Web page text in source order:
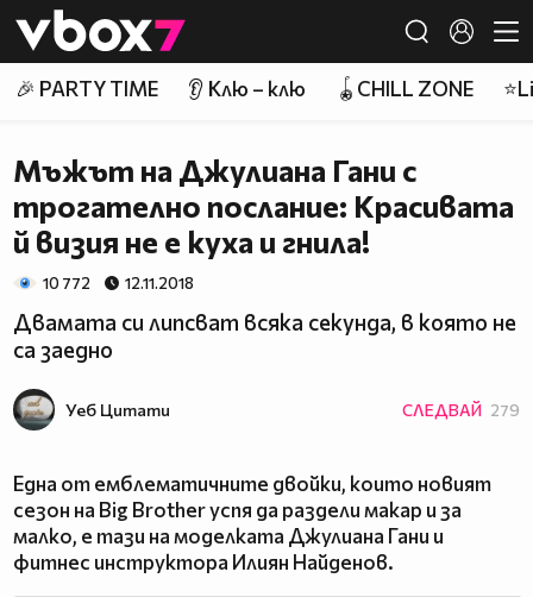
👾
🎉 PARTY TIME 👂 Клю – клю 🪀CHILL ZONE
Мъжът на Джулиана Гани с
трогателно послание: Красивата
й визия не е куха и гнила!
10 772 12.11.2018
Двамата си липсват всяка секунда, в която не
са заедно
Уеб Цитати СЛЕДВАЙ 279
Една от емблематичните двойки, които новият
сезон на Big Brother успя да раздели макар и за
малко, е тази на моделката Джулиана Гани и
фитнес инструктора Илиян Найденов.